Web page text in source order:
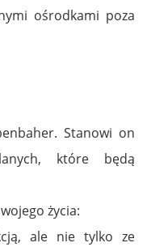
ośrodkami poza
Stanowi on
które będą
życia:
ale nie tylko ze